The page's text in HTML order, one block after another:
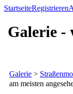
StartseiteRegistrieren
Galerie -
Galerie >
am meisten